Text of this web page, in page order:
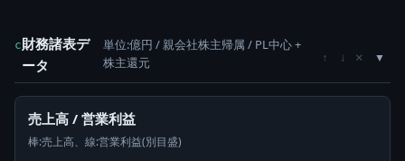
c財務諸表デ
ータ
単位:億円 / 親会社株主帰属 / PL中心 +
株主還元
↑ ↓ ×
売上高 / 営業利益
棒:売上高、線:営業利益(別目盛)